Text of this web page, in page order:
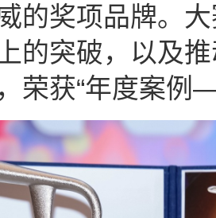
的奖项品牌。
的突破，以及
荣获“年度案